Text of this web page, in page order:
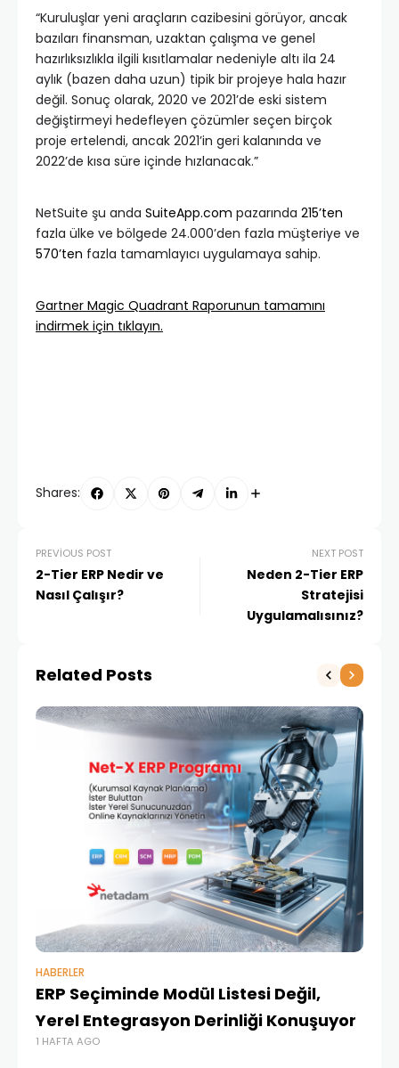
“Kuruluşlar yeni araçların cazibesini görüyor, ancak
bazıları finansman, uzaktan çalışma ve genel
hazırlıksızlıkla ilgili kısıtlamalar nedeniyle altı ila 24
aylık (bazen daha uzun) tipik bir projeye hala hazır
değil. Sonuç olarak, 2020 ve 2021’de eski sistem
değiştirmeyi hedefleyen çözümler seçen birçok
proje ertelendi, ancak 2021’in geri kalanında ve
2022’de kısa süre içinde hızlanacak.”
NetSuite şu anda SuiteApp.com pazarında 215’ten
fazla ülke ve bölgede 24.000’den fazla müşteriye ve
570’ten fazla tamamlayıcı uygulamaya sahip.
Gartner Magic Quadrant Raporunun tamamını
indirmek için tıklayın.
Shares:
PREVIOUS POST
2-Tier ERP Nedir ve
Nasıl Çalışır?
NEXT POST
Neden 2-Tier ERP
Stratejisi
Uygulamalısınız?
Related Posts
HABERLER
ERP Seçiminde Modül Listesi Değil,
Yerel Entegrasyon Derinliği Konuşuyor
1 HAFTA AGO